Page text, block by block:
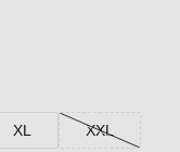
XL XXL
(Diese